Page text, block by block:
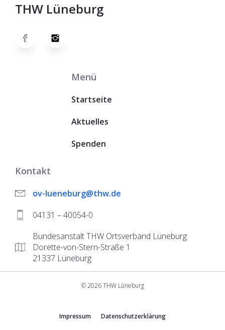
THW Lüneburg
Menü
Startseite
Aktuelles
Spenden
Kontakt
ov-lueneburg@thw.de
04131 – 40054-0
Bundesanstalt THW Ortsverband Lüneburg
Dorette-von-Stern-Straße 1
21337 Lüneburg
© 2026 THW Lüneburg
Impressum Datenschutzerklärung